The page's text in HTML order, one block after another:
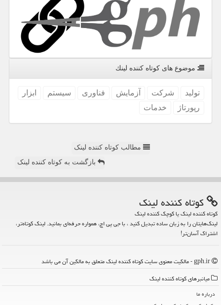
موضوع های كوتاه كننده لینك
تولید شركت آزمایش فناوری سیستم
ابزار
رپورتاژ
خدمات
مطالب کوتاه کننده لینک
بازگشت به کوتاه کننده لینک
كوتاه كننده لینك
کوتاه کننده لینک یا کوچک کننده لینک
لینک‌هایتان را به زبان ساده تبدیل کنید ، با جی پی اچ، همواره حرفه‌ای بمانید. لینک کوتاه‌تر،
اشتراک آسان‌تر!
میانبرهای كوتاه كننده لینك
درباره ما